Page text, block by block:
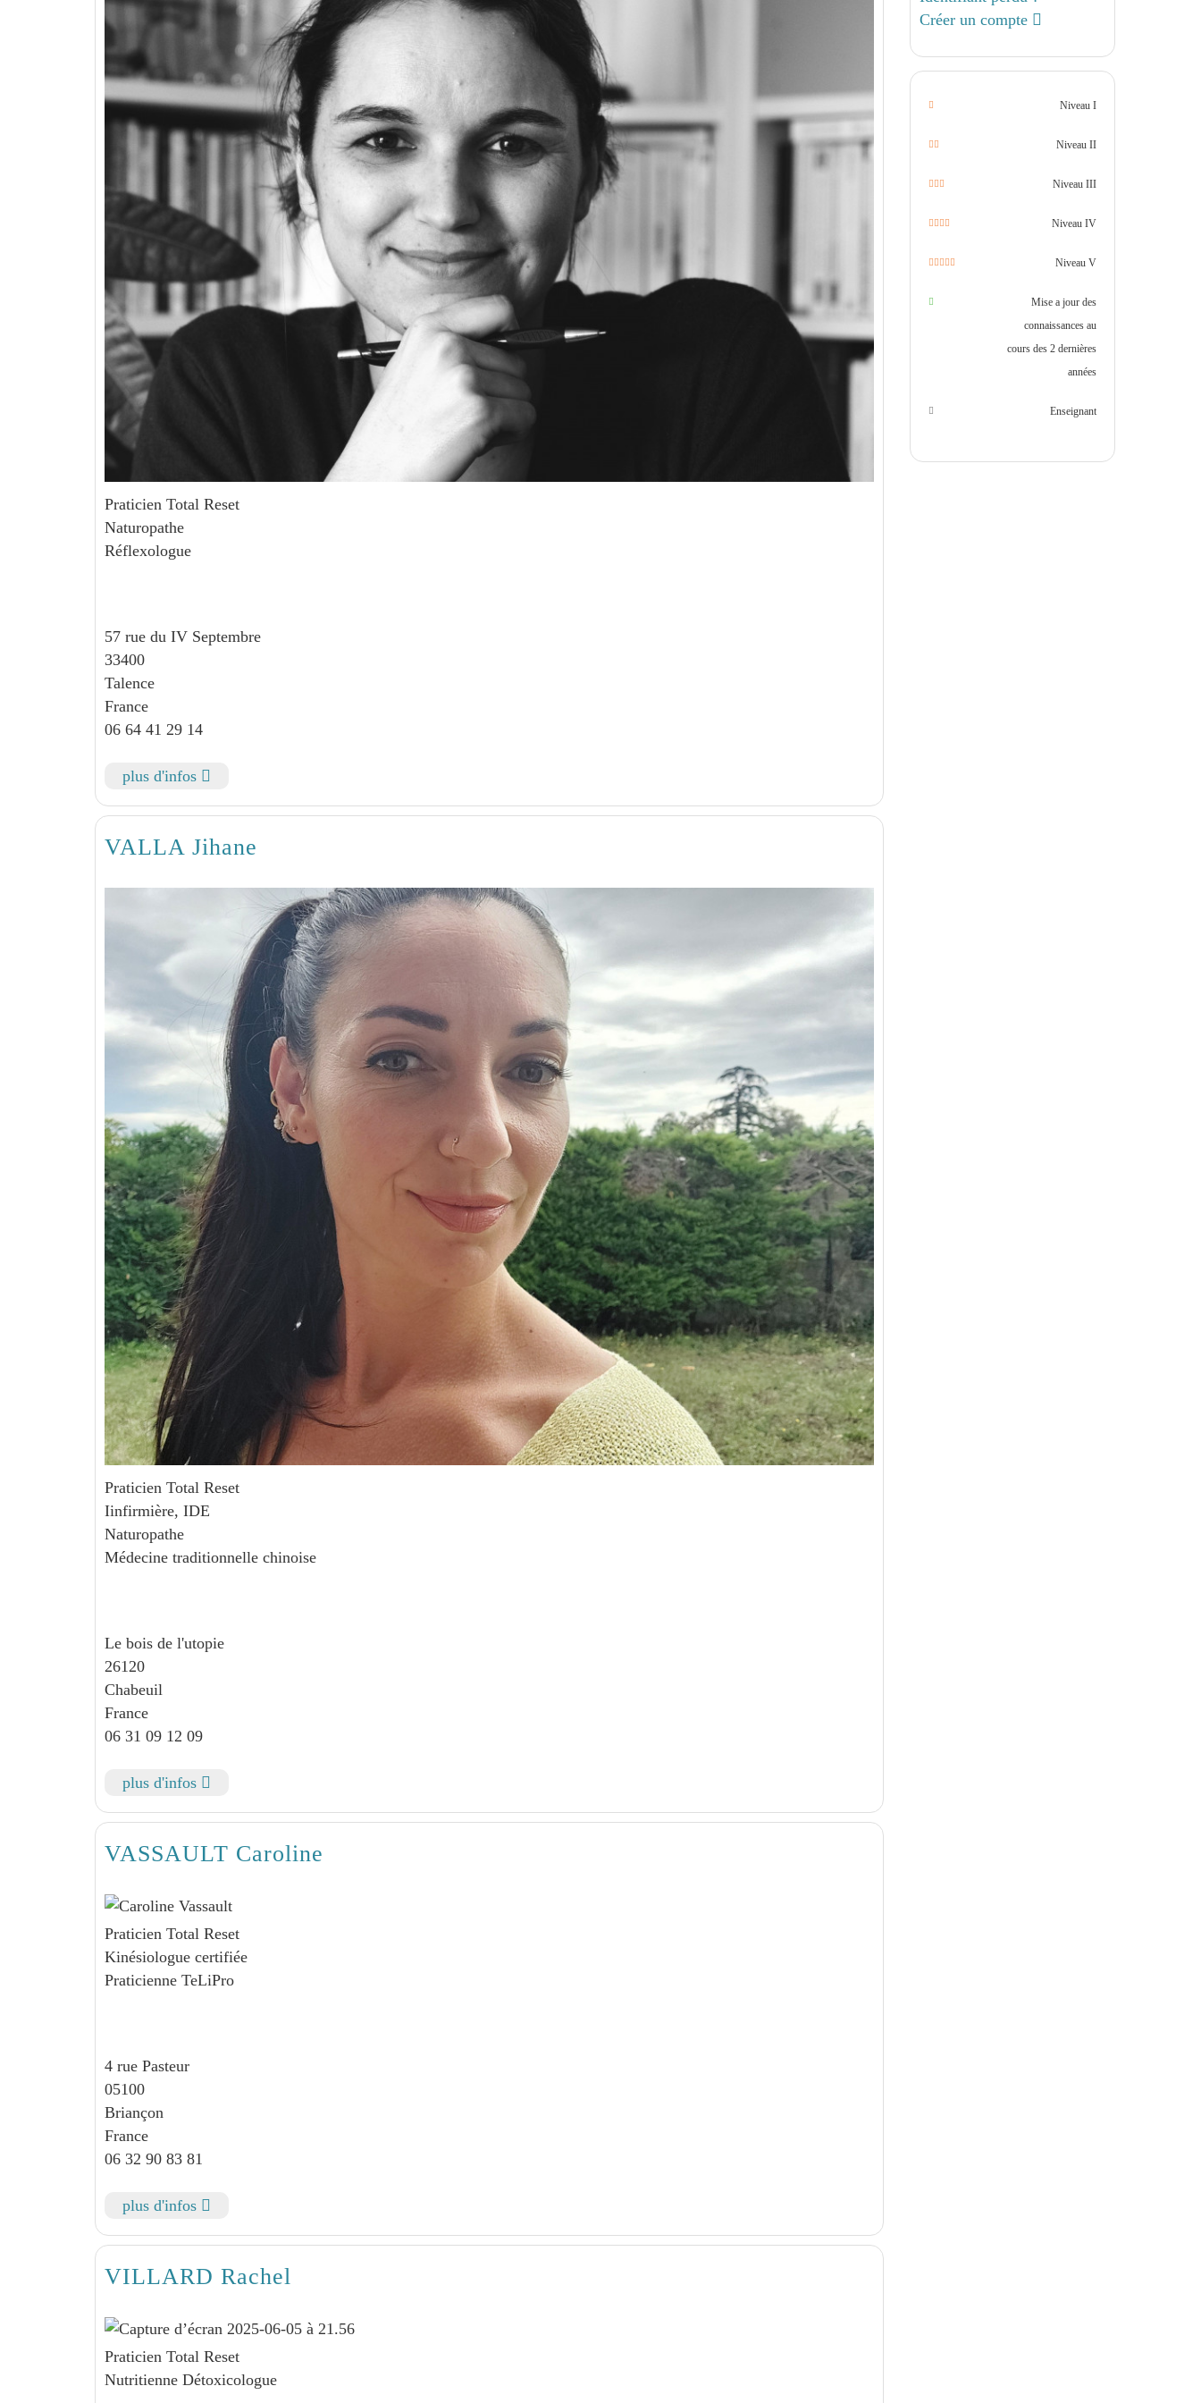
Praticien Total Reset
Naturopathe
Réflexologue
57 rue du IV Septembre
33400
Talence
France
06 64 41 29 14
plus d'infos
VALLA Jihane
Praticien Total Reset
Iinfirmière, IDE
Naturopathe
Médecine traditionnelle chinoise
Le bois de l'utopie
26120
Chabeuil
France
06 31 09 12 09
plus d'infos
VASSAULT Caroline
Praticien Total Reset
Kinésiologue certifiée
Praticienne TeLiPro
4 rue Pasteur
05100
Briançon
France
06 32 90 83 81
plus d'infos
VILLARD Rachel
Praticien Total Reset
Nutritienne Détoxicologue
Créer un compte
Niveau I
Niveau II
Niveau III
Niveau IV
Niveau V
Mise a jour des
connaissances au
cours des 2 dernières
années
Enseignant